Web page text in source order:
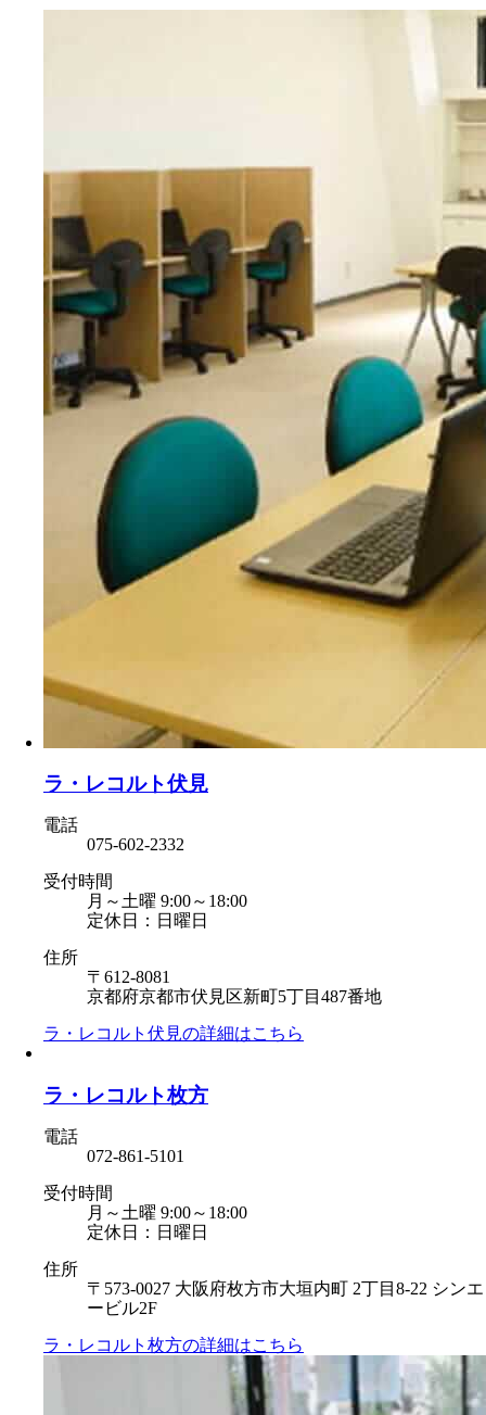
ラ・レコルト伏見
電話
075-602-2332
受付時間
月～土曜 9:00～18:00
定休日：日曜日
住所
〒612-8081
京都府京都市伏見区新町5丁目487番地
ラ・レコルト伏見の詳細はこちら
ラ・レコルト枚方
電話
072-861-5101
受付時間
月～土曜 9:00～18:00
定休日：日曜日
住所
〒573-0027 大阪府枚方市大垣内町 2丁目8-22 シンエ
ービル2F
ラ・レコルト枚方の詳細はこちら